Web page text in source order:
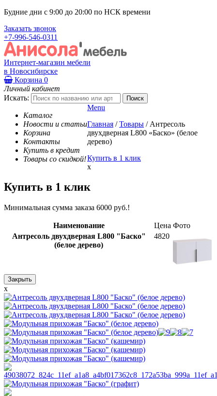
Будние дни с 9:00 до 20:00 по НСК времени
Заказать звонок
+7-996-546-0311
Интернет-магазин мебели
в Новосибирске
Корзина 0
Личный кабинет
Искать:
Каталог
Новости и статьи
Корзина
Контакты
Купить в кредит
Товары со скидкой!
Menu
Главная / Товары / Антресоль
двухдверная L800 «Баско» (белое
дерево)
Купить в 1 клик
x
Купить в 1 клик
Минимальная сумма заказа 6000 руб.!
Наименование Цена Фото
Антресоль двухдверная L800 "Баско"
(белое дерево)
4820
Закрыть
x